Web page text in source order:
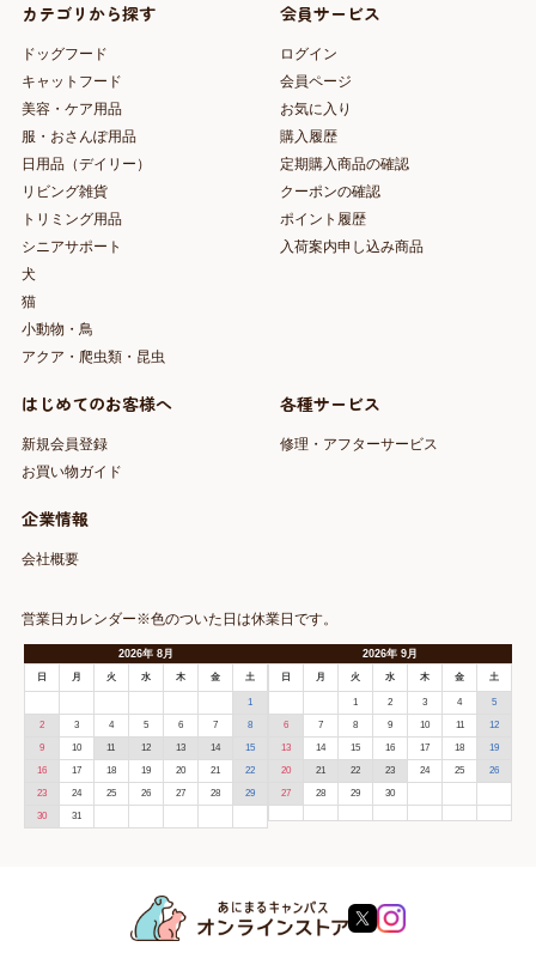
カテゴリから探す
ドッグフード
キャットフード
美容・ケア用品
服・おさんぽ用品
日用品（デイリー）
リビング雑貨
トリミング用品
シニアサポート
犬
猫
小動物・鳥
アクア・爬虫類・昆虫
会員サービス
ログイン
会員ページ
お気に入り
購入履歴
定期購入商品の確認
クーポンの確認
ポイント履歴
入荷案内申し込み商品
はじめてのお客様へ
新規会員登録
お買い物ガイド
各種サービス
修理・アフターサービス
企業情報
会社概要
営業日カレンダー※色のついた日は休業日です。
2026年 8月
日 月 火 水 木 金 土
1
2 3 4 5 6 7 8
9 10 11 12 13 14 15
16 17 18 19 20 21 22
23 24 25 26 27 28 29
30 31
2026年9月
日 月 火 水 木 金 土
1 2 3 4 5
6 7 8 9 10 11 12
13 14 15 16 17 18 19
20 21 22 23 24 25 26
27 28 29 30